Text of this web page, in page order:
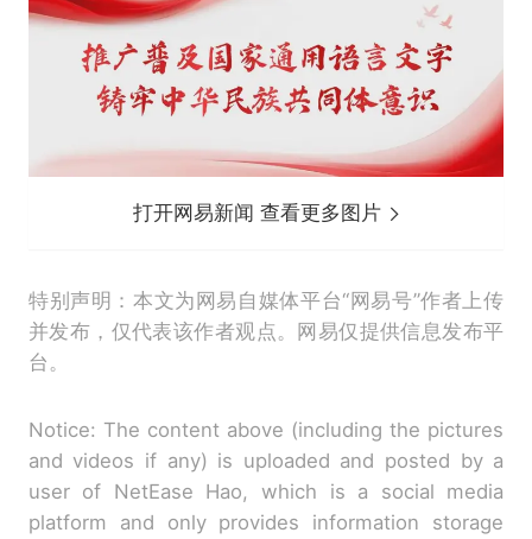
打开网易新闻 查看更多图片
特别声明：本文为网易自媒体平台“网易号”作者上传
并发布，仅代表该作者观点。网易仅提供信息发布平
台。
Notice: The content above (including the pictures
and videos if any) is uploaded and posted by a
user of NetEase Hao, which is a social media
platform and only provides information storage